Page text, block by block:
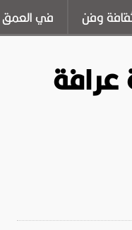
وفن في العمق
عرافة